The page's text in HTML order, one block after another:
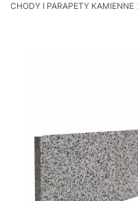
SCHODY I PARAPETY KAMIENNE